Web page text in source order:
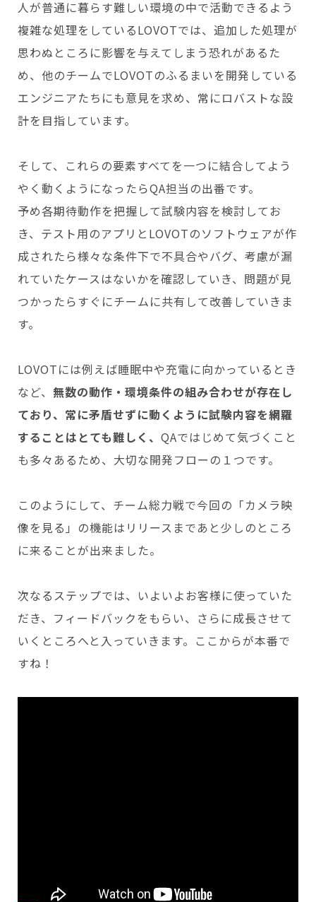
人が普通に暮らす難しい環境の中で活動できるよう
複雑な処理をしているLOVOTでは、追加した処理が
思わぬところに影響を与えてしまう恐れがあるた
め、他のチームでLOVOTのふるまいを開発している
エンジニアたちにも意見を求め、常にロバストな設
計を目指しています。
そして、これらの要素すべてを一つに結合してよう
やく動くようになったらQA担当の出番です。
予め各期待動作を把握して試験内容を検討してお
き、テスト用のアプリとLOVOTのソフトウェアが作
成されたら様々な条件下で不具合やバグ、考慮が漏
れていたケースはないかを確認していき、問題が見
つかったらすぐにチームに共有して改善していきま
す。
LOVOTには例えば睡眠中や充電に向かっているとき
など、 無数の動作・環境条件の組み合わせが存在し
ており、常に矛盾せずに動くように試験内容を網羅
することはとても難しく、 QAではじめて気づくこと
も多々あるため、大切な開発フローの１つです。
このようにして、チーム総力戦で今回の「カメラ映
像を見る」の機能はリリースまであと少しのところ
に来ることが出来ました。
次なるステップでは、いよいよお客様に使っていた
だき、フィードバックをもらい、さらに成長させて
いくところへと入っていきます。ここからが本番で
すね！